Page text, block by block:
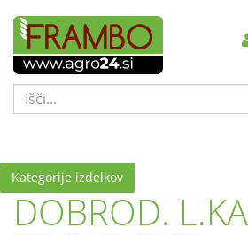
Nazaj en nivo
VRSTA 1
VRSTA 3
Nazaj en nivo
VRSTA 1
VRSTA 3
Nazaj en nivo
VRSTA 1
VRSTA 3
Kategorije izdelkov
DOBROD.